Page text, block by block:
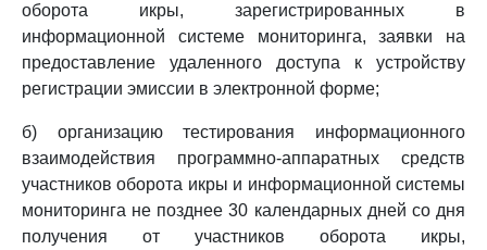
оборота икры, зарегистрированных в
информационной системе мониторинга, заявки на
предоставление удаленного доступа к устройству
регистрации эмиссии в электронной форме;
б) организацию тестирования информационного
взаимодействия программно-аппаратных средств
участников оборота икры и информационной системы
мониторинга не позднее 30 календарных дней со дня
получения от участников оборота икры,